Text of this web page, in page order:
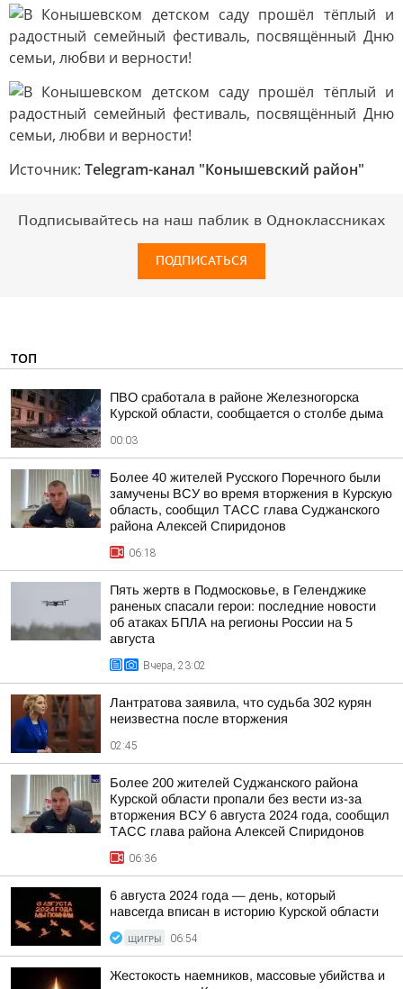
Источник: Telegram-канал "Конышевский район"
Подписывайтесь на наш паблик в Одноклассниках
ПОДПИСАТЬСЯ
ТОП
ПВО сработала в районе Железногорска
Курской области, сообщается о столбе дыма
00:03
Более 40 жителей Русского Поречного были
замучены ВСУ во время вторжения в Курскую
область, сообщил ТАСС глава Суджанского
района Алексей Спиридонов
06:18
Пять жертв в Подмосковье, в Геленджике
раненых спасали герои: последние новости
об атаках БПЛА на регионы России на 5
августа
Вчера, 23:02
Лантратова заявила, что судьба 302 курян
неизвестна после вторжения
02:45
Более 200 жителей Суджанского района
Курской области пропали без вести из-за
вторжения ВСУ 6 августа 2024 года, сообщил
ТАСС глава района Алексей Спиридонов
06:36
6 августа 2024 года — день, который
навсегда вписан в историю Курской области
ЩИГРЫ 06:54
Жестокость наемников, массовые убийства и